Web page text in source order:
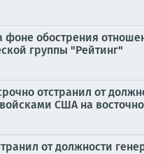
обострения
группы "Рейтинг"
отстранил от
США на
от должности